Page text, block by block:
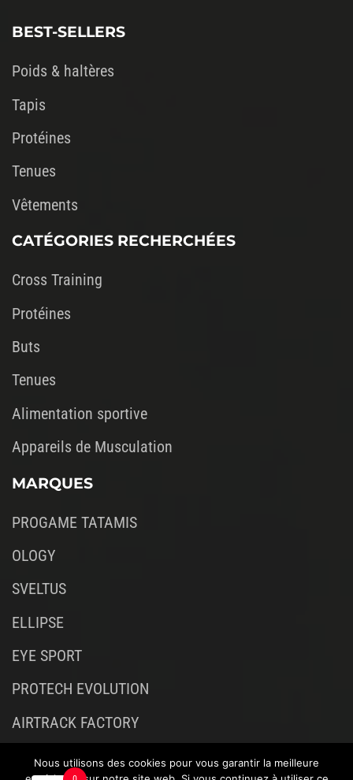
BEST-SELLERS
Poids & haltères
Tapis
Protéines
Tenues
Vêtements
CATÉGORIES RECHERCHÉES
Cross Training
Protéines
Buts
Tenues
Alimentation sportive
Appareils de Musculation
MARQUES
PROGAME TATAMIS
OLOGY
SVELTUS
ELLIPSE
EYE SPORT
PROTECH EVOLUTION
AIRTRACK FACTORY
Nous utilisons des cookies pour vous garantir la meilleure